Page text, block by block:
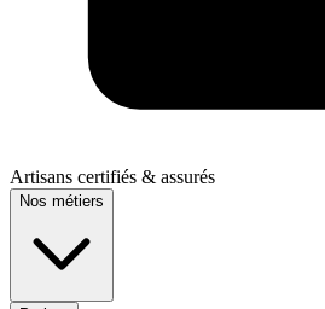
Artisans certifiés & assurés
Nos métiers